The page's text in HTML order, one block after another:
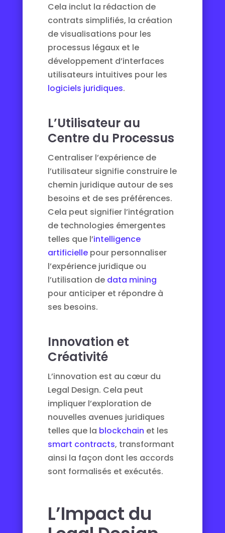
Cela inclut la rédaction de
contrats simplifiés, la création
de visualisations pour les
processus légaux et le
développement d’interfaces
utilisateurs intuitives pour les
logiciels juridiques.
L’Utilisateur au
Centre du Processus
Centraliser l’expérience de
l’utilisateur signifie construire le
chemin juridique autour de ses
besoins et de ses préférences.
Cela peut signifier l’intégration
de technologies émergentes
telles que l’intelligence
artificiellepour personnaliser
l’expérience juridique ou
l’utilisation de data mining
pour anticiper et répondre à
ses besoins.
Innovation et
Créativité
L’innovation est au cœur du
Legal Design. Cela peut
impliquer l’exploration de
nouvelles avenues juridiques
telles que la blockchain et les
smart contracts, transformant
ainsi la façon dont les accords
sont formalisés et exécutés.
L’Impact du